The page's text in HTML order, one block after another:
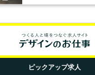
ピックアップ求人